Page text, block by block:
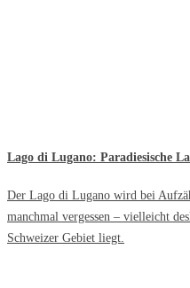
Lago di Lugano: Paradiesische
Der Lago di Lugano wird bei
manchmal vergessen – vielleicht
Schweizer Gebiet liegt.